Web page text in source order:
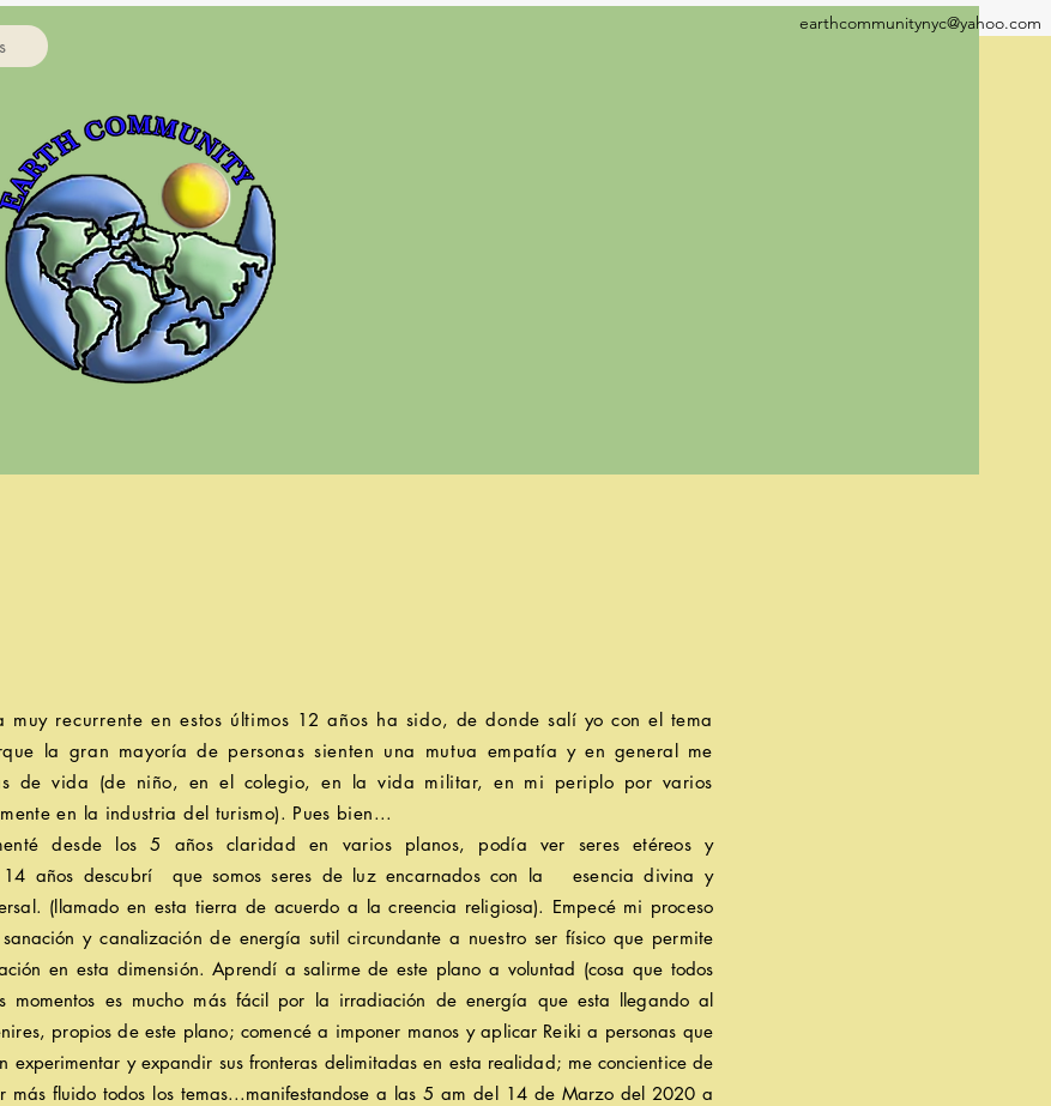
earthcommunitynyc@yahoo.com
en estos últimos 12 años ha sido, de dondesalí yo con el tema
la gran mayoría de personas sienten una mutua empatía y en general me
de vida (de niño, en el colegio, en la vida militar, en mi periplo por varios
en la industria del turismo). Pues bien...
desde los 5 años claridad en varios planos, podía ver seresetéreos y
años descubríque somos seres de luz encarnados con la esencia divina y
(llamado en esta tierra de acuerdo a la creencia religiosa). Empecé mi proceso
sanación ycanalización de energía sutil circundante a nuestro ser físico que permite
en estadimensión. Aprendí asalirme de este plano a voluntad (cosa que todos
momentos es mucho más fácil por la irradiación deenergía que esta llegando al
propios de este plano;comencé a imponer manos yaplicar Reiki a personas que
experimentar y expandir sus fronteras delimitadas en esta realidad; meconcientice de
más fluido todos los temas...manifestandosea las 5 am del 14 de Marzo del 2020 a